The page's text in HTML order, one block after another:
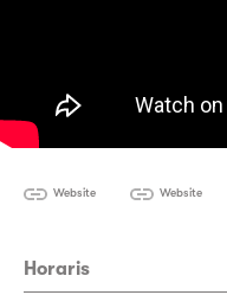
Website Website
Horaris